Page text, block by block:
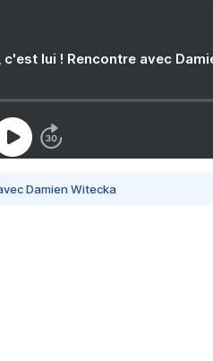
lui ! Rencontre avec
Damien Witecka